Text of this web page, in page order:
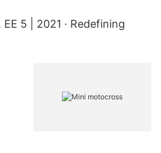
5 | 2021 · Redefining